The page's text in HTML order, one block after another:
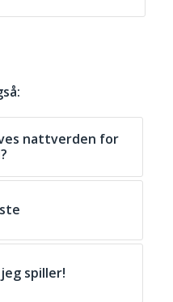
nattverden for
spiller!